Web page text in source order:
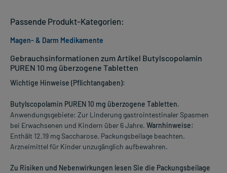
Gebrauchsinformationen zum Artikel Butylscopolamin
PUREN 10 mg überzogene Tabletten
Wichtige Hinweise (Pflichtangaben):
Butylscopolamin PUREN 10 mg überzogene Tabletten.
Anwendungsgebiete: Zur Linderung gastrointestinaler Spasmen
bei Erwachsenen und Kindern über 6 Jahre. Warnhinweise:
Enthält 12,19 mg Saccharose. Packungsbeilage beachten.
Arzneimittel für Kinder unzugänglich aufbewahren.
Zu Risiken und Nebenwirkungen lesen Sie die Packungsbeilage
Passende Produkt-Kategorien:
Magen- & Darm Medikamente